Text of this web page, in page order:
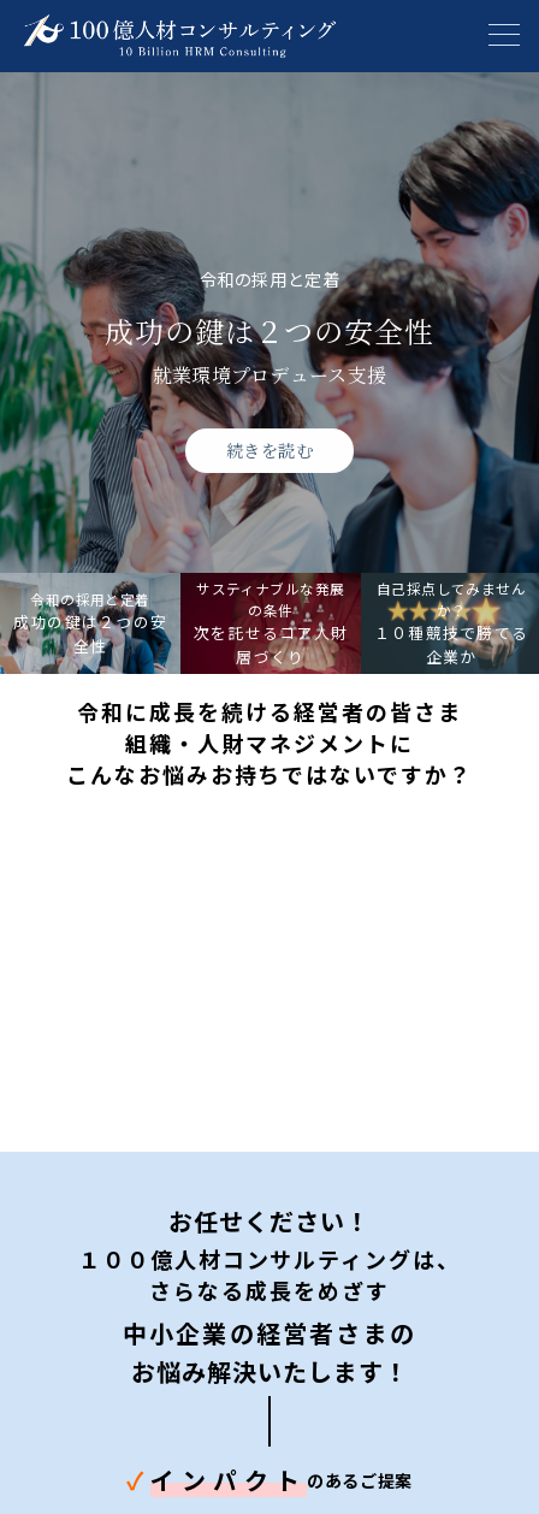
経営者さまとともに
大切な人的資本を次の高みへ
事業ラインナップのご紹介
続きを読む
令和の採用と定着
成功の鍵は２つの安全性
就業環境プロデュース支援
続きを読む
サスティナブルな発展の条件
次を託せるコア人財層づくり
後継リーダー育成プログラム
続きを読む
自己採点してみませんか？
１０種競技で勝てる企業か
人的資本経営レビュー
続きを読む
令和のまったなし
“外国人活躍”が勝負を分ける
多文化協働へのサポート
続きを読む
令和の採用と定着
成功の鍵は２つの安
全性
サスティナブルな発展
の条件
次を託せるコア人財
層づくり
自己採点してみません
か？
１０種競技で勝てる
企業か
令和に成長を続ける経営者の皆さま
組織・人財マネジメントに
こんなお悩みお持ちではないですか？
お任せください！
１００億人材コンサルティングは、
さらなる成長をめざす
中小企業の経営者さまの
お悩み解決いたします！
✓インパクトのあるご提案